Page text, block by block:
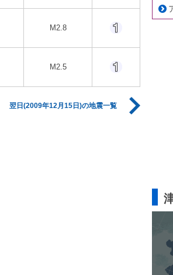
M2.8
M2.5
翌日(2009年12月15日)の地震一覧